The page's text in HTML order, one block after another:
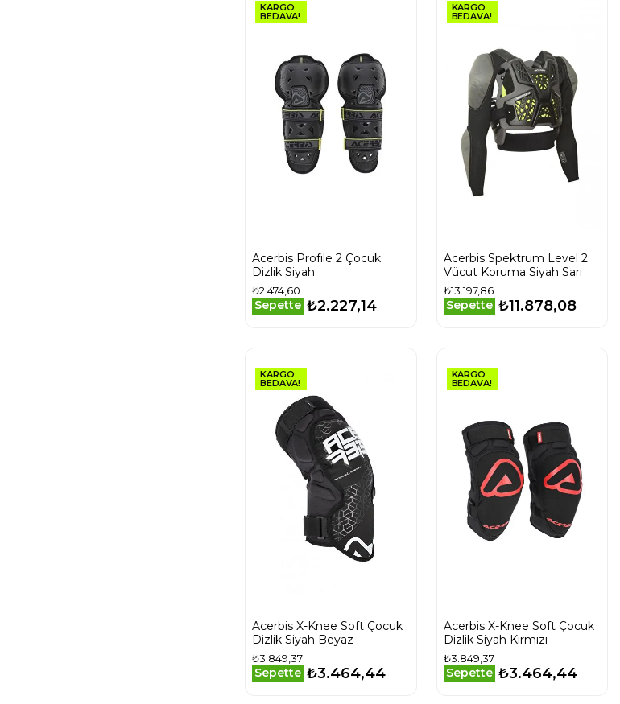
KARGO
BEDAVA!
Acerbis Profıle 2 Çocuk
Dizlik Siyah
₺2.474,60
Sepette ₺2.227,14
KARGO
BEDAVA!
Acerbis Spektrum Level 2
Vücut Koruma Siyah Sarı
₺13.197,86
Sepette ₺11.878,08
KARGO
BEDAVA!
Acerbis X-Knee Soft Çocuk
Dizlik Siyah Beyaz
₺3.849,37
Sepette ₺3.464,44
KARGO
BEDAVA!
Acerbis X-Knee Soft Çocuk
Dizlik Siyah Kırmızı
₺3.849,37
Sepette ₺3.464,44